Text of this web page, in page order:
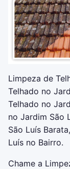
Limpeza de
Telhado no
Telhado no
no Jardim São
São Luís
Luís no Bairro.
Chame a